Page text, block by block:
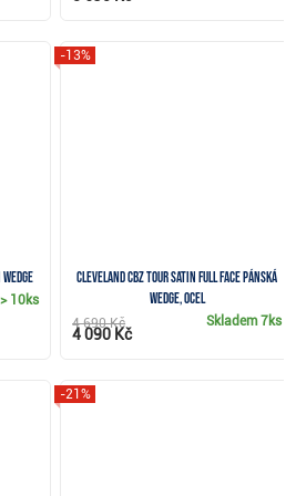
wedge
> 10ks
Cleveland CBZ Tour Satin Full Face pánská
wedge, ocel
-13%
Skladem7ks
4 690 Kč
4 090 Kč
-21%